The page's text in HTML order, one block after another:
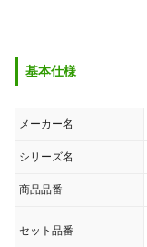
基本仕様
メーカー名
シリーズ名
商品品番
セット品番